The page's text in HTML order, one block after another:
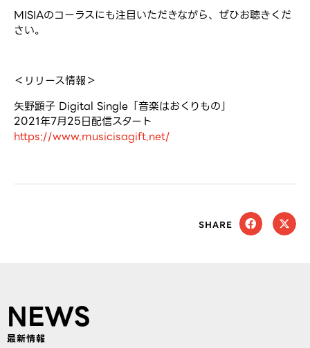
MISIAのコーラスにも注目いただきながら、ぜひお聴きくだ
さい。
＜リリース情報＞
矢野顕子 Digital Single「音楽はおくりもの」
2021年7月25日配信スタート
https://www.musicisagift.net/
SHARE
NEWS
最新情報